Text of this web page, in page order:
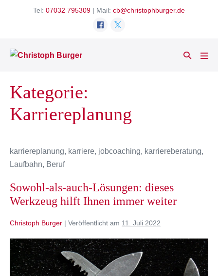
Tel: 07032 795309 | Mail: cb@christophburger.de
Suche-
Kategorie:
Karriereplanung
karriereplanung, karriere, jobcoaching, karriereberatung,
Laufbahn, Beruf
Sowohl-als-auch-Lösungen: dieses
Werkzeug hilft Ihnen immer weiter
Christoph Burger | Veröffentlicht am 11. Juli 2022
Sowohl-
als-
auch-